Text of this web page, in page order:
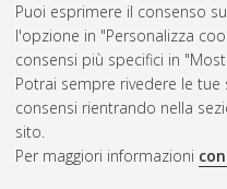
Puoi esprimere il consenso
l'opzione in "Personalizza
consensi più specifici in
Potrai sempre rivedere le
consensi rientrando nella
sito.
Per maggiori informazioni
Atom
Rss 1.0
Rss 2.0
AMS Laurea